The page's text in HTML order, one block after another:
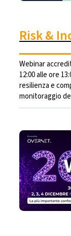
Risk &
Webinar
12:00 alle ore
resilienza e
monitoraggio